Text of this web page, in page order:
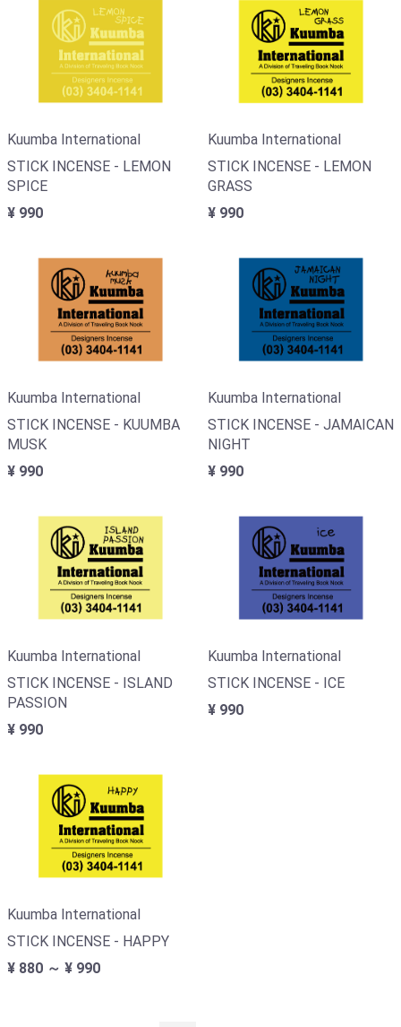
Kuumba International
STICK INCENSE - LEMON
SPICE
¥ 990
Kuumba International
STICK INCENSE - LEMON
GRASS
¥ 990
Kuumba International
STICK INCENSE - KUUMBA
MUSK
¥ 990
Kuumba International
STICK INCENSE - JAMAICAN
NIGHT
¥ 990
Kuumba International
STICK INCENSE - ISLAND
PASSION
¥ 990
Kuumba International
STICK INCENSE - ICE
¥ 990
Kuumba International
STICK INCENSE - HAPPY
¥ 880 ～ ¥ 990